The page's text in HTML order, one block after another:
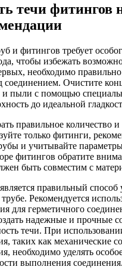
течи
и фитингов требует
чтобы избежать
необходимо правильно
соединением. Очистите
и пыли с помощью
до идеальной
правильное количество и
только фитинги,
и учитывайте
фитингов обратите
быть совместим с
правильный способ
Рекомендуется
для герметичного
надежные и прочные
течи. При
таких как механические
необходимо уделять
выполнения соединения.